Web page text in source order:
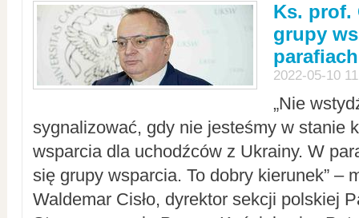
Ks. prof.
grupy
parafiach
2022-05-10
„Nie
sygnalizować, gdy nie jesteśmy w stanie
wsparcia dla uchodźców z Ukrainy. W
się grupy wsparcia. To dobry kierunek” –
Waldemar Cisło, dyrektor sekcji polskiej